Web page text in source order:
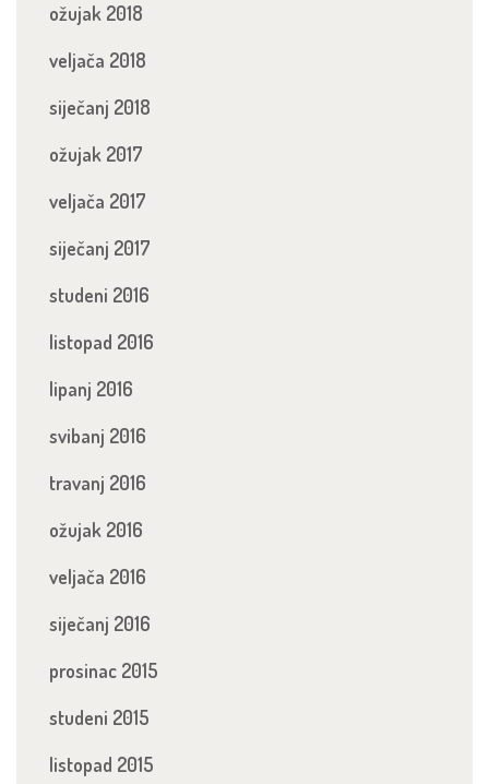
ožujak 2018
veljača 2018
siječanj 2018
ožujak 2017
veljača 2017
siječanj 2017
studeni 2016
listopad 2016
lipanj 2016
svibanj 2016
travanj 2016
ožujak 2016
veljača 2016
siječanj 2016
prosinac 2015
studeni 2015
listopad 2015